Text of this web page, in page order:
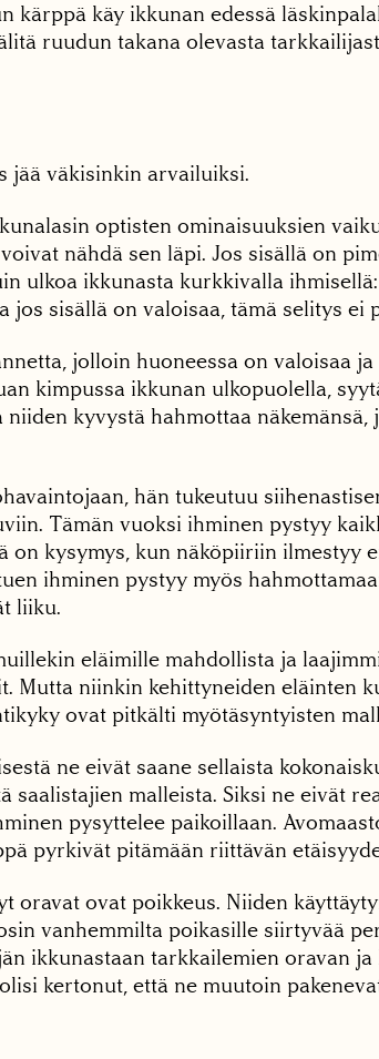
kärppä käy ikkunan edessä
ruudun takana olevasta
jää väkisinkin arvailuiksi.
optisten ominaisuuksien
nähdä sen läpi. Jos sisällä on
ulkoa ikkunasta kurkkivalla
jos sisällä on valoisaa, tämä selitys ei
jolloin huoneessa on valoisaa
kimpussa ikkunan ulkopuolella,
kyvystä hahmottaa näkemänsä,
hän tukeutuu
Tämän vuoksi ihminen pystyy
on kysymys, kun näköpiiriin ilmestyy
ihminen pystyy myös
liiku.
eläimille mahdollista ja
Mutta niinkin kehittyneiden eläinten
ovat pitkälti myötäsyntyisten
ne eivät saane sellaista
saalistajien malleista. Siksi ne eivät
pysyttelee paikoillaan.
pyrkivät pitämään riittävän
oravat ovat poikkeus. Niiden
vanhemmilta poikasille siirtyvää
ikkunastaan tarkkailemien oravan ja
kertonut, että ne muutoin